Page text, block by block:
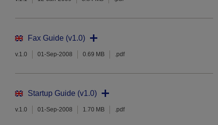
Fax Guide (v1.0)
v.1.0 01-Sep-2008 0.69 MB .pdf
Startup Guide (v1.0)
v.1.0 01-Sep-2008 1.70 MB .pdf